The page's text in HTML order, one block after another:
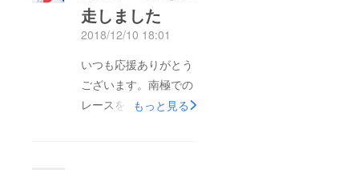
走しました
2018/12/10 18:01
いつも応援ありがとう
ございます。南極での
レースを終えて帰国し
もっと見る